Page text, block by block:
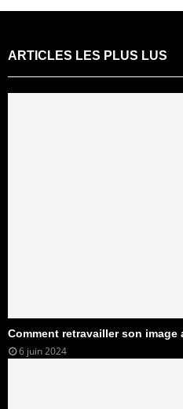
ARTICLES LES PLUS LUS
Comment retravailler son
6 juin 2024